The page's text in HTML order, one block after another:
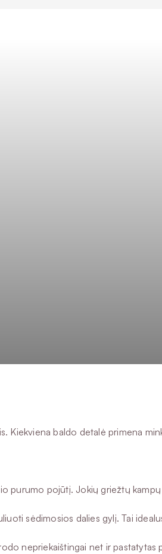
baldo detalė primena
purumo pojūtį. Jokių griežtų
sėdimosios dalies gylį. Tai
nepriekaištingai net ir pastatytas